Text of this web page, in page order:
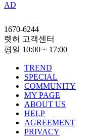
AD
1670-6244
렛허 고객센터
평일 10:00 ~ 17:00
TREND
SPECIAL
COMMUNITY
MY PAGE
ABOUT US
HELP
AGREEMENT
PRIVACY